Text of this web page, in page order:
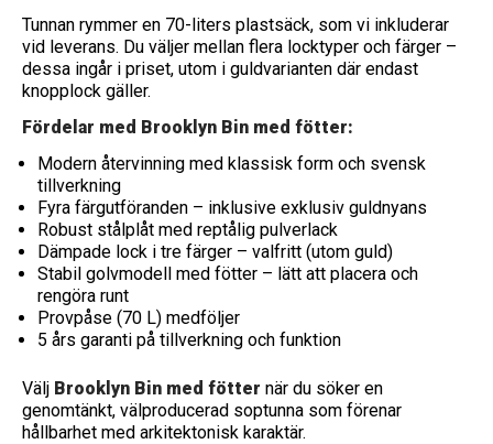
Tunnan rymmer en 70-liters plastsäck, som vi inkluderar
vid leverans. Du väljer mellan flera locktyper och färger –
dessa ingår i priset, utom i guldvarianten där endast
knopplock gäller.
Fördelar med Brooklyn Bin med fötter:
Modern återvinning med klassisk form och svensk
tillverkning
Fyra färgutföranden – inklusive exklusiv guldnyans
Robust stålplåt med reptålig pulverlack
Dämpade lock i tre färger – valfritt (utom guld)
Stabil golvmodell med fötter – lätt att placera och
rengöra runt
Provpåse (70 L) medföljer
5 års garanti på tillverkning och funktion
Välj Brooklyn Bin med fötter när du söker en
genomtänkt, välproducerad soptunna som förenar
hållbarhet med arkitektonisk karaktär.